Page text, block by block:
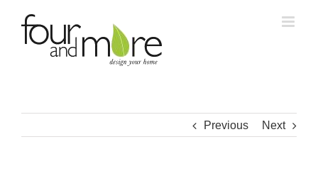
content
Previous Next